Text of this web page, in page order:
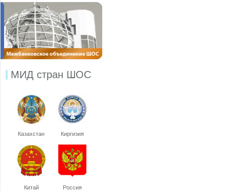
МИД стран ШОС
Казахстан Киргизия
Китай Россия